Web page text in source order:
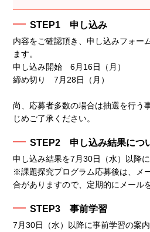
STEP1 申し込み
内容をご確認頂き、申し込みフォー
ます。
申し込み開始 6月16日（月）
締め切り 7月28日（月）
尚、応募者多数の場合は抽選を行う
じめご了承ください。
STEP2 申し込み結果につ
申し込み結果を7月30日（水）以降
※課題探究プログラム応募後は、メ
合がありますので、定期的にメール
STEP3 事前学習
7月30日（水）以降に事前学習の案